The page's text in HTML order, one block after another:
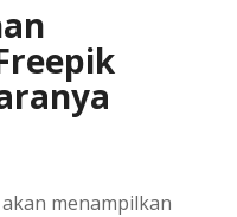
menampilkan